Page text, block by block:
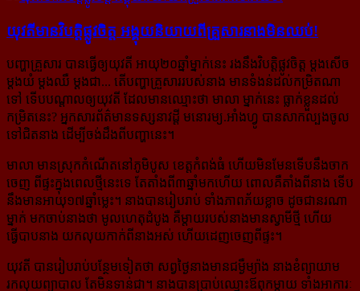
យុវតី​មាន​វិបត្តិ​ផ្លូវ​ចិត្ត អង្គុយ​និយាយ​ពី​គ្រួសារ​នាង​មិន​ឈប់!
បញ្ហាគ្រួសារ បានធ្វើឲ្យយុវតី អាយុ២០ឆ្នាំម្នាក់នេះ រងនឹងវិបត្តិផ្លូវចិត្ត ម្ដងសើច
ម្ដងយំ ម្ដងឈឺ ម្ដងជា... តើ​បញ្ហា​គ្រួសាររបស់នាង មានទំងន់ដល់កម្រិតណា
ទៅ ទើបបណ្ដាលឲ្យយុវតី ដែលមានឈ្មោះថា មាលា ម្នាក់នេះ ធ្លាក់​ខ្លួនដល់
កម្រិតនេះ? អ្នកសារព័ត៌មានទស្សនាវដ្ដី មនោរម្យ.អាំងហ្វូ បានសាកល្បងចូល
ទៅជិតនាង ដើម្បី​ចង់​ដឹង​ពីបញ្ហានេះ។
មាលា មានស្រុកកំណើតនៅភូមិបូស ខេត្តកំពង់ធំ ហើយមិនមែនទើបនឹងចាក
ចេញ ពីផ្ទះក្នុងពេលថ្មីនេះទេ តែ​តាំងពី៣ឆ្នាំមកហើយ ពោលគឺតាំងពីនាង ទើប
នឹងមានអាយុ១៧ឆ្នាំម្លេះ។ នាងបានរៀបរាប់ ទាំងភាព​ភ័យ​ខ្លាច ដូចជានរណា
ម្នាក់ មកចាប់នាងថា មូលហេតុដំបូង គឺម្តាយរបស់នាងមានស្វាមីថ្មី ហើយ
ធ្វើបាបនាង យក​លុយ​កាក់ពីនាងអស់ ហើយដេញចេញពីផ្ទះ។
យុវតី បានរៀបរាប់បន្ថែមទៀតថា សព្វថ្ងៃនាងមានជម្ងឺម្យ៉ាង នាងខំព្យាយាម
រកលុយព្យាបាល តែមិនទាន់ជា។ នាងបានប្រាប់ឈ្មោះឪពុកម្តាយ ទាំងអាការៈ